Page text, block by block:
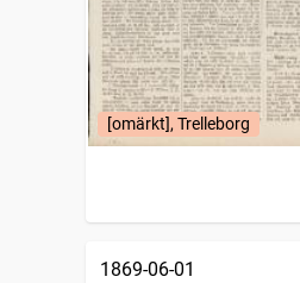
[omärkt], Trelleborg
1869-06-01